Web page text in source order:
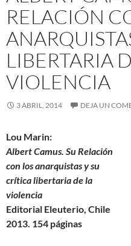
RELACIÓN
LIBERTARIA
VIOLENCIA
3 ABRIL, 2014 DEJA UN
Lou Marin:
Albert Camus. Su Relación
con los anarquistas y su
crítica libertaria de la
violencia
Editorial Eleuterio, Chile
2013. 154 páginas